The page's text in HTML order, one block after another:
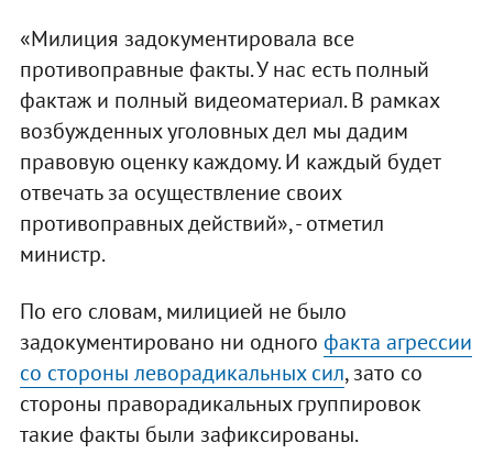
«Милиция задокументировала все
противоправные факты. У нас есть полный
фактаж и полный видеоматериал. В рамках
возбужденных уголовных дел мы дадим
правовую оценку каждому. И каждый будет
отвечать за осуществление своих
противоправных действий», - отметил
министр.
По его словам, милицией не было
задокументировано ни одного факта агрессии
со стороны леворадикальных сил, зато со
стороны праворадикальных группировок
такие факты были зафиксированы.